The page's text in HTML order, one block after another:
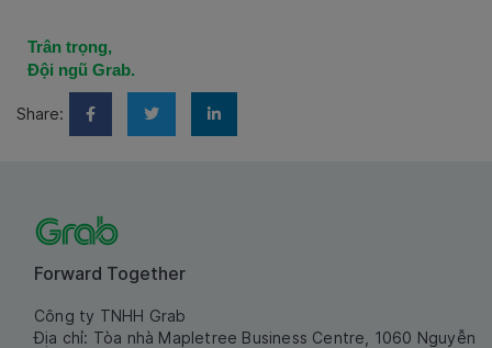
Trân trọng,
Đội ngũ Grab.
Share:
Forward Together
Công ty TNHH Grab
Địa chỉ: Tòa nhà Mapletree Business Centre, 1060 Nguyễn